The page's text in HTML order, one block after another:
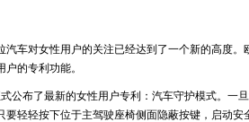
汽车对女性用户的关注已经达到了一个新的高度。
的专利功能。
公布了最新的女性用户专利：汽车守护模式。一
轻轻按下位于主驾驶座椅侧面隐蔽按键，启动安